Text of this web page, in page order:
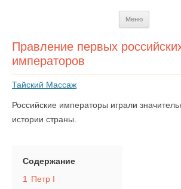
Меню
Правление первых
императоров
Тайский Массаж
Российские императоры играли
истории страны.
Содержание
1
Петр I